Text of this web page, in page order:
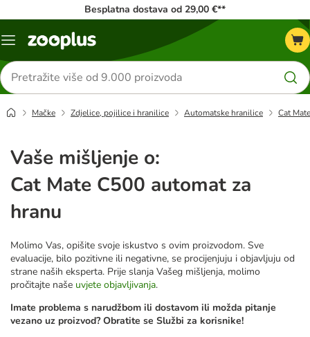
Besplatna dostava od 29,00 €**
Izbornik
Traži
proizvode
Mačke Zdjelice, pojilice i hranilice Automatske hranilice Cat
Vaše mišljenje o:
Cat Mate C500 automat za
hranu
Molimo Vas, opišite svoje iskustvo s ovim proizvodom. Sve
evaluacije, bilo pozitivne ili negativne, se procijenjuju i objavljuju od
strane naših eksperta. Prije slanja Vašeg mišljenja, molimo
pročitajte naše uvjete objavljivanja.
Imate problema s narudžbom ili dostavom ili možda pitanje
vezano uz proizvod? Obratite se Službi za korisnike!